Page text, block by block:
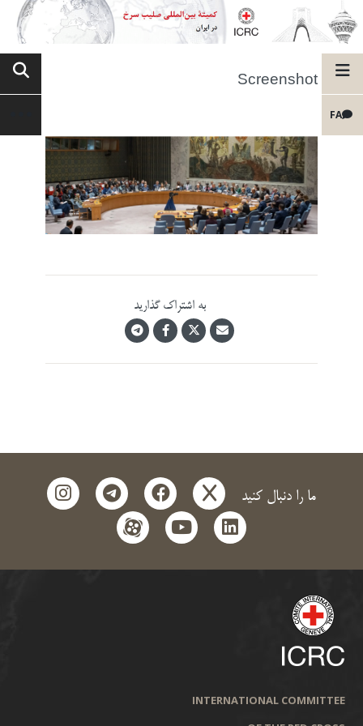
FA
Screenshot
به اشتراک گذارید
ما را دنبال کنید x
facebook
telegram
instagram
linkedin
youtube
aparat
INTERNATIONAL COMMITTEE